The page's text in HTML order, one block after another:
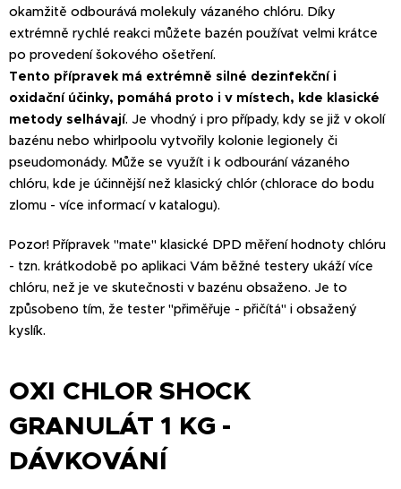
okamžitě odbourává molekuly vázaného chlóru. Díky
extrémně rychlé reakci můžete bazén používat velmi krátce
po provedení šokového ošetření.
Tento přípravek má extrémně silné dezinfekční i
oxidační účinky, pomáhá proto i v místech, kde klasické
metody selhávají. Je vhodný i pro případy, kdy se již v okolí
bazénu nebo whirlpoolu vytvořily kolonie legionely či
pseudomonády. Může se využít i k odbourání vázaného
chlóru, kde je účinnější než klasický chlór (chlorace do bodu
zlomu - více informací v katalogu).
Pozor! Přípravek "mate" klasické DPD měření hodnoty chlóru
- tzn. krátkodobě po aplikaci Vám běžné testery ukáží více
chlóru, než je ve skutečnosti v bazénu obsaženo. Je to
způsobeno tím, že tester "přiměřuje - přičítá" i obsažený
kyslík.
OXI CHLOR SHOCK
GRANULÁT 1 KG -
DÁVKOVÁNÍ